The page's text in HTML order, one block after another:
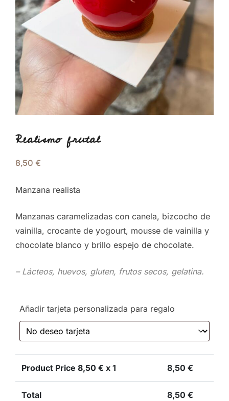
Realismo frutal
8,50 €
Manzana realista
Manzanas caramelizadas con canela, bizcocho de
vainilla, crocante de yogourt, mousse de vainilla y
chocolate blanco y brillo espejo de chocolate.
– Lácteos, huevos, gluten, frutos secos, gelatina.
Añadir tarjeta personalizada para regalo
Product Price 8,50 € x 1 8,50 €
Total 8,50 €